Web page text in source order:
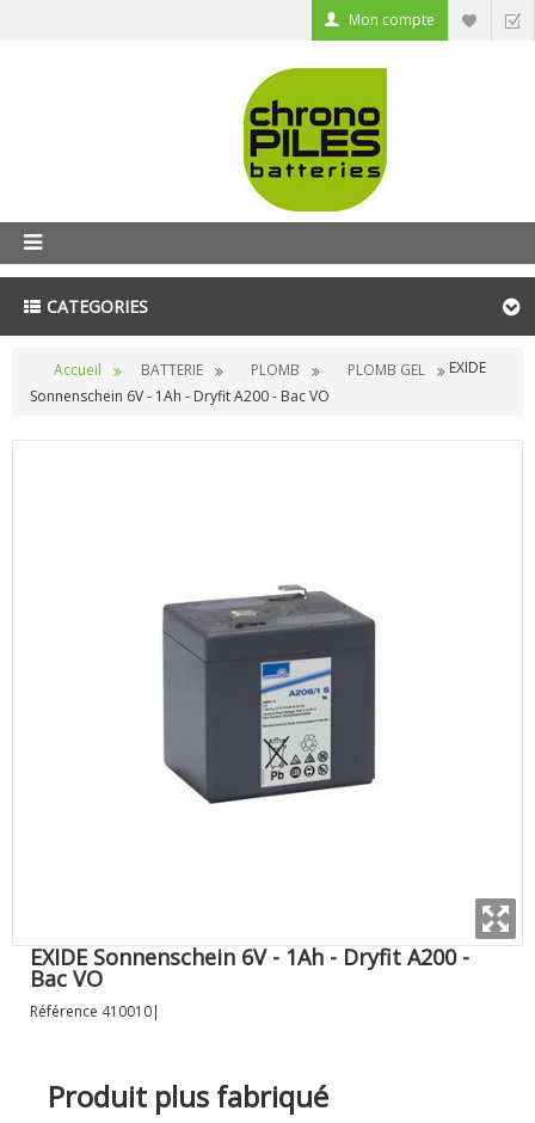
Mon compte
CATEGORIES
Accueil BATTERIE PLOMB PLOMB GEL
EXIDE
Sonnenschein 6V - 1Ah - Dryfit A200 - Bac VO
EXIDE Sonnenschein 6V - 1Ah - Dryfit A200 -
Bac VO
Référence 410010
Produit plus fabriqué